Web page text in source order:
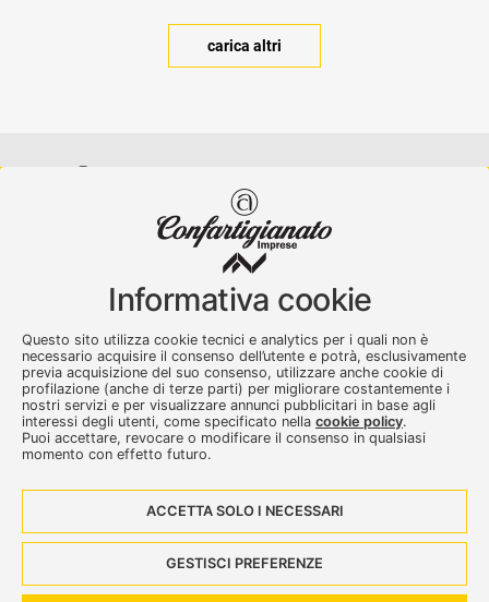
carica altri
Confartigianato Imprese Varese
0332 256111-Fax. 0332 256200
artser@artser.it
© 2020 – 2026 - Confartigianato Imprese Varese - P.IVA
00449700129
Informativa cookie
Questo sito utilizza cookie tecnici e analytics per i quali non è
necessario acquisire il consenso dell’utente e potrà, esclusivamente
previa acquisizione del suo consenso, utilizzare anche cookie di
profilazione (anche di terze parti) per migliorare costantemente i
nostri servizi e per visualizzare annunci pubblicitari in base agli
interessi degli utenti, come specificato nella cookie policy.
Puoi accettare, revocare o modificare il consenso in qualsiasi
momento con effetto futuro.
ACCETTA SOLO I NECESSARI
GESTISCI PREFERENZE